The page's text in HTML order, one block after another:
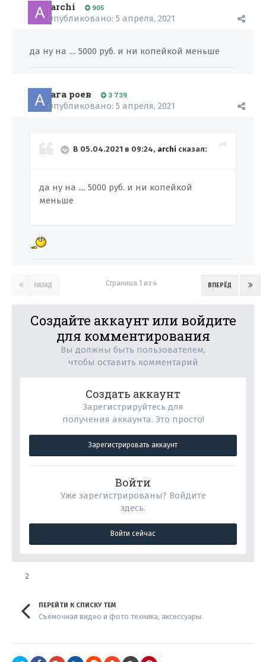
archi 905
Опубликовано: 5 апреля, 2021
да ну на .... 5000 руб. и ни копейкой меньше
ага роев 3 739
Опубликовано: 5 апреля, 2021
В 05.04.2021 в 09:24, archi сказал:
да ну на .... 5000 руб. и ни копейкой
меньше
НАЗАД ВПЕРЁД
Страница 1 из 4
Создайте аккаунт или войдите
для комментирования
Вы должны быть пользователем,
чтобы оставить комментарий
Создать аккаунт
Зарегистрируйтесь для
получения аккаунта. Это просто!
Зарегистрировать аккаунт
Войти
Уже зарегистрированы? Войдите
здесь.
Войти сейчас
2
ПЕРЕЙТИ К СПИСКУ ТЕМ
Съёмочная видео и фото техника, аксессуары.